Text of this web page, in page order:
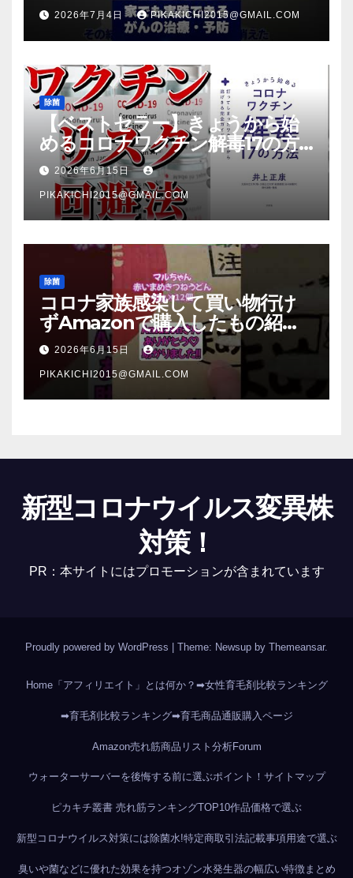
2026年7月4日 PIKAKICHI2015@GMAIL.COM
除菌
【ベストセラー】きょうから始
めるコロナワクチン解毒17の方
法【本要約】
2026年6月15日
PIKAKICHI2015@GMAIL.COM
除菌
コロナ家族感染して買い物行け
ずAmazonで購入したもの紹
介 #Shorts
2026年6月15日
PIKAKICHI2015@GMAIL.COM
新型コロナウイルス変異株
対策！
PR：本サイトにはプロモーションが含まれています
Proudly powered by WordPress | Theme: Newsup by Themeansar.
Home「アフィリエイト」とは何か？ ➡女性育毛剤比較ランキング
➡育毛剤比較ランキング➡育毛商品通販購入ページ
Amazon売れ筋商品リスト分析Forum
ウォーターサーバーを後悔する前に選ぶポイント！ サイトマップ
ピカキチ叢書 売れ筋ランキングTOP10作品価格で選ぶ
新型コロナウイルス対策には除菌水!特定商取引法記載事項用途で選ぶ
臭いや菌などに優れた効果を持つオゾン水発生器の幅広い特徴まとめ